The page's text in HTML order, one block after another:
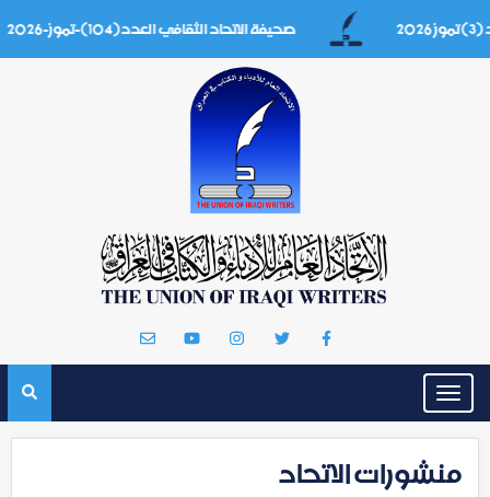
صحيفة الاتحاد الثقافي العدد(104)-تموز-2026
Toggle
navigation
منشورات الاتحاد